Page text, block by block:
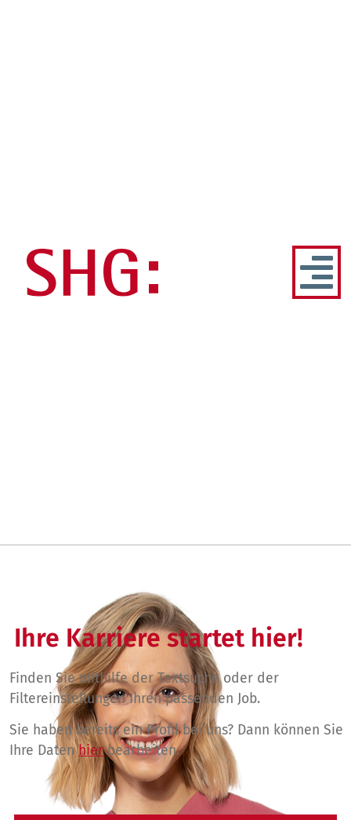
Ihre Karriere startet hier!
Finden Sie mithilfe der Textsuche oder der
Filtereinstellungen Ihren passenden Job.
Sie haben bereits ein Profil bei uns? Dann können Sie
Ihre Datenhierbearbeiten.